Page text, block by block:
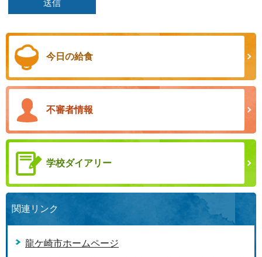
今日の給食
不審者情報
学校ダイアリー
関連リンク
龍ケ崎市ホームページ